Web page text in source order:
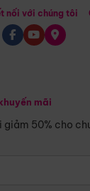
mãi
giảm 50% cho
nối với chúng tôi